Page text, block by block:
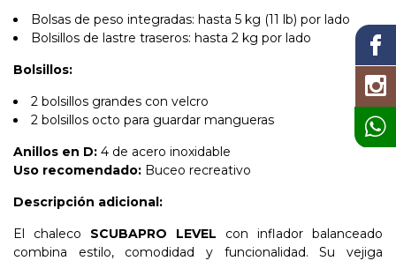
Bolsas de peso integradas: hasta 5 kg (11 lb) por lado
Bolsillos de lastre traseros: hasta 2 kg por lado
Bolsillos:
2 bolsillos grandes con velcro
2 bolsillos octo para guardar mangueras
Anillos en D: 4 de acero inoxidable
Uso recomendado: Buceo recreativo
Descripción adicional:
El chaleco SCUBAPRO LEVEL con inflador balanceado
combina estilo, comodidad y funcionalidad. Su vejiga